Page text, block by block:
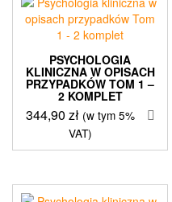
PSYCHOLOGIA
KLINICZNA W OPISACH
PRZYPADKÓW TOM 1 –
2 KOMPLET
344,90 zł (w tym 5%
VAT)